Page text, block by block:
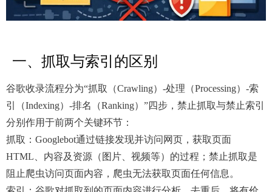
一、抓取与索引的区别
谷歌收录流程分为“抓取（Crawling）-处理（Processing）-索
引（Indexing）-排名（Ranking）”四步，禁止抓取与禁止索引
分别作用于前两个关键环节：
抓取：Googlebot通过链接发现并访问网页，获取页面
HTML、内容及资源（图片、视频等）的过程；禁止抓取是
阻止爬虫访问页面内容，爬虫无法获取页面任何信息。